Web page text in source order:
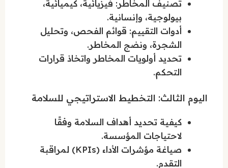
تصنيف المخاطر: فيزيائية، كيميائية،
بيولوجية، وإنسانية.
أدوات التقييم: قوائم الفحص، وتحليل
الشجرة، ونضج المخاطر.
تحديد أولويات المخاطر واتخاذ قرارات
التحكم.
اليوم الثالث: التخطيط الاستراتيجي للسلامة
كيفية تحديد أهداف السلامة وفقًا
لاحتياجات المؤسسة.
صياغة مؤشرات الأداء (KPIs) لمراقبة
التقدم.